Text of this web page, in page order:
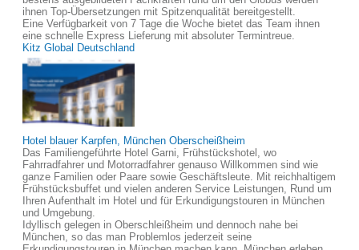
ihnen Top-Übersetzungen mit Spitzenqualität bereitgestellt.
Eine Verfügbarkeit von 7 Tage die Woche bietet das Team ihnen
eine schnelle Express Lieferung mit absoluter Termintreue.
Kitz Global Deutschland
Hotel blauer Karpfen, München Oberscheißheim
Das Familiengeführte Hotel Garni, Frühstückshotel, wo
Fahrradfahrer und Motorradfahrer genauso Willkommen sind wie
ganze Familien oder Paare sowie Geschäftsleute. Mit reichhaltigem
Frühstücksbuffet und vielen anderen Service Leistungen, Rund um
Ihren Aufenthalt im Hotel und für Erkundigungstouren in München
und Umgebung.
Idyllisch gelegen in Oberschleißheim und dennoch nahe bei
München, so das man Problemlos jederzeit seine